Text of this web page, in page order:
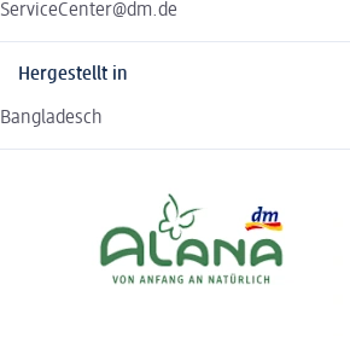
ServiceCenter@dm.de
Hergestellt in
Bangladesch